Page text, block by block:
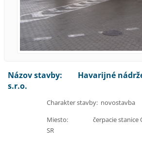
Názov stavby: Havarijné
s.r.o.
Charakter stavby: novostavba
Miesto: čerpacie stanice
SR